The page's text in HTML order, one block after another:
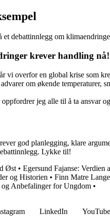
et debattinnlegg om
krever handling nå!
vi overfor en global krise som
om økende temperaturer,
jeg alle til å ta ansvar
god planlegging, klare
Lykke til!
Øst • Egersund Fajanse: Verdien
og Historien • Finn Matre
Anbefalinger for Ungdom •
LinkedIn YouTube